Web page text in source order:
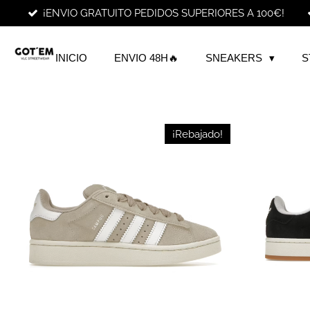
al
principal
¡ENVIO GRATUITO PEDIDOS SUPERIORES A 100€!
INICIO ENVIO 48H🔥 SNEAKERS
¡Rebajado!